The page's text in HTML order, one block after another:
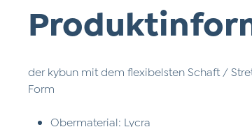
der kybun mit dem flexibelsten Schaft /
Form
Obermaterial: Lycra